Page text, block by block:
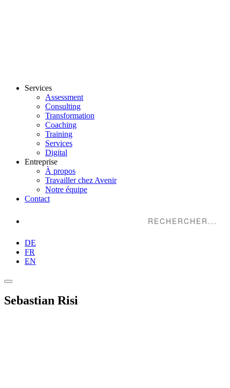
Services
Assessment
Consulting
Transformation
Coaching
Training
Services
Digital
Entreprise
À propos
Travailler chez Avenir
Notre équipe
Contact
DE
FR
EN
Sebastian Risi